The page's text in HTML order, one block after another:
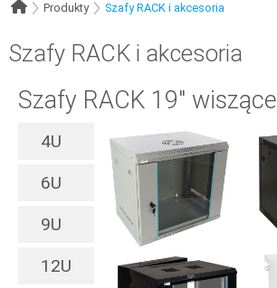
Produkty Szafy RACK i akcesoria
Szafy RACK i akcesoria
Szafy RACK 19" wiszące
4U
6U
9U
12U